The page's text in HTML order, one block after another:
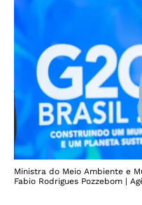
Ministra do Meio Ambiente e
Fabio Rodrigues Pozzebom |